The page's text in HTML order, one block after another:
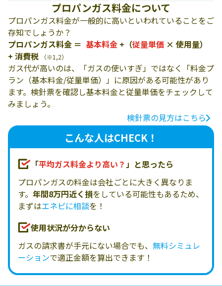
プロパンガス料金について
プロパンガス料金が一般的に高いといわれていることをご
存知でしょうか？
プロパンガス料金 ＝ 基本料金 +（従量単価 × 使用量）
+ 消費税
（※1,2）
ガス代が高いのは、「ガスの使いすぎ」ではなく「料金プ
ラン（基本料金/従量単価）」に原因がある可能性があり
ます。検針票を確認し基本料金と従量単価をチェックして
みましょう。
検針票の見方はこちら
こんな人はCHECK！
「平均ガス料金より高い？」と思ったら
プロパンガスの料金は会社ごとに大きく異なりま
す。 年間8万円近く損をしている可能性もあるため、
まずはエネピに相談を！
使用状況が分からない
ガスの請求書が手元にない場合でも、 無料シミュレ
ーションで適正金額を算出できます！